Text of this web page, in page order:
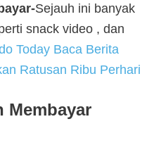
Sejauh ini banyak
snack video , dan
Today Baca Berita
Ratusan Ribu Perhari
Membayar